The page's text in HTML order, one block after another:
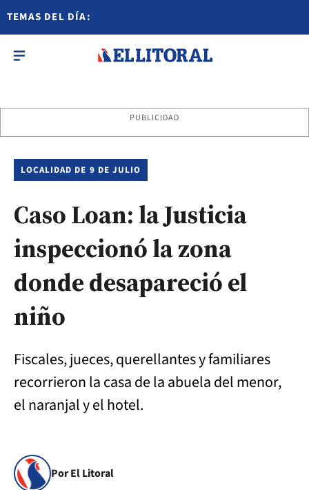
TEMAS DEL DÍA:
PUBLICIDAD
LOCALIDAD DE 9 DE JULIO
Caso Loan: la Justicia
inspeccionó la zona
donde desapareció el
niño
Fiscales, jueces, querellantes y familiares
recorrieron la casa de la abuela del menor,
el naranjal y el hotel.
Por El Litoral